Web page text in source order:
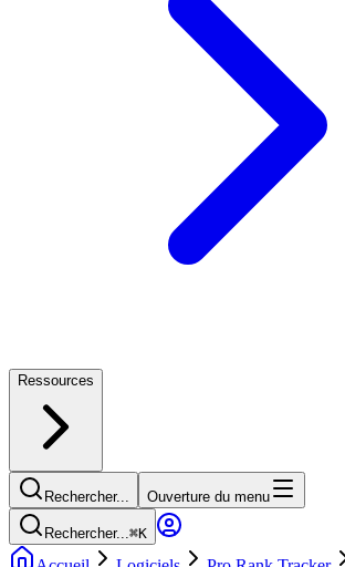
Ressources
Rechercher... Ouverture du menu
Rechercher...⌘K